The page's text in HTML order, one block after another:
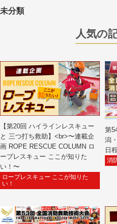
未分類
人気の
【第20回 ハイラインレスキュー
と 三つ打ち救助】<br>〜連載企
画 ROPE RESCUE COLUMN ロ
ープレスキュー ここが知りた
い！〜
ロープレスキュー ここが知りた
い！
第
潟
日
消